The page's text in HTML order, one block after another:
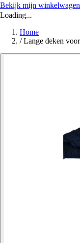
Bekijk mijn winkelwagen
Loading...
Home
/ Lange deken